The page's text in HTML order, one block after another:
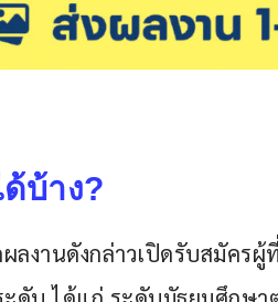
บ้าง?
ลงานดังกล่าวเปิดรับสมัคร